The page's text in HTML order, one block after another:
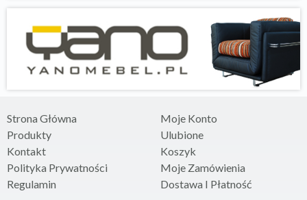
Strona Główna
Produkty
Kontakt
Polityka Prywatności
Regulamin
Moje Konto
Ulubione
Koszyk
Moje Zamówienia
Dostawa I Płatność